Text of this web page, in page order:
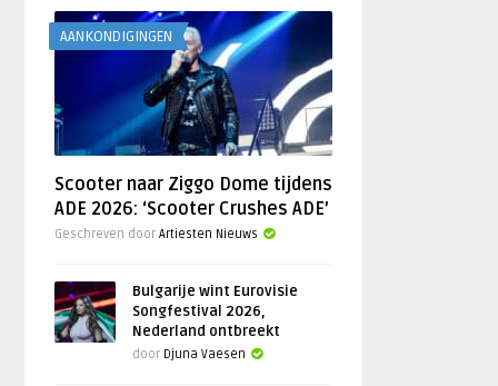
AANKONDIGINGEN
Scooter naar Ziggo Dome tijdens
ADE 2026: ‘Scooter Crushes ADE’
Geschreven doorArtiesten Nieuws
Bulgarije wint Eurovisie
Songfestival 2026,
Nederland ontbreekt
door Djuna Vaesen